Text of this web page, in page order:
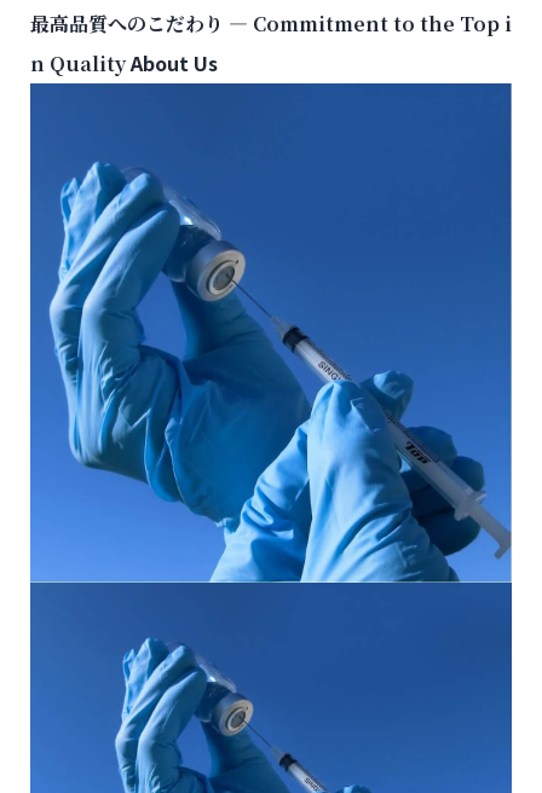
最高品質へのこだわり ― Commitment to the Top i
n QualityAbout Us